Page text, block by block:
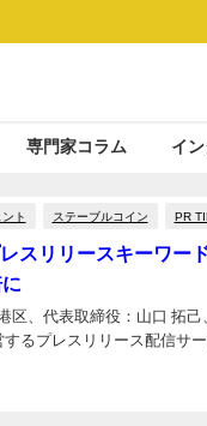
専門家コラム イ
ト ステーブルコイン PR
スリリースキーワー
区、代表取締役：山口 拓
るプレスリリース配信サー